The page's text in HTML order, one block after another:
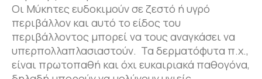
Οι Μύκητες ευδοκιμούν σε ζεστό ή υγρό
περιβάλλον και αυτό το είδος του
περιβάλλοντος μπορεί να τους αναγκάσει να
υπερπολλαπλασιαστούν. Τα δερματόφυτα π.χ.,
είναι πρωτοπαθή και όχι ευκαιριακά παθογόνα,